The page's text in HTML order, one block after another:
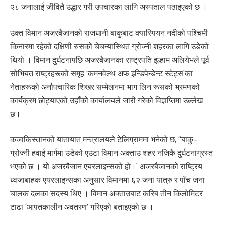
२८ जनालाई जीवितै उद्धार गरी उपचारका लागि अस्पताल पठाइएको छ ।
उक्त विमान अजरबैजानको राजधानी बाकुबाट क्यास्पियन नदीको पश्चिमी
किनारमा रहेको दक्षिणी रुसको चेचन्यास्थित ग्रोज्नी शहरका लागि उडेको
थियो । विमान दुर्घटनापछि अजरबैजानका राष्ट्रपति इल्हाम अलियेभले पूर्व
सोभियत राष्ट्रहरूको समूह ‘कमनवेल्थ अफ इन्डिपेन्डेन्ट स्टेट्स’का
नेताहरूको अनौपचारिक शिखर सम्मेलनमा भाग लिन रूसको भ्रमणको
कार्यक्रम छोट्याएको उहाँको कार्यालयले जारी गरेको विज्ञप्तिमा उल्लेख
छ।
कजाकिस्तानको यातायात मन्त्रालयले टेलिग्राममा भनेको छ, “बाकु–
ग्रोज्नी हवाई मार्गमा उडेको एउटा विमान अक्ताउ शहर नजिकै दुर्घटनाग्रस्त
भएको छ । यो अजरबैजान एयरलाइन्सको हो।’ अजरबैजानको राष्ट्रिय
ध्वजाबाहक एयरलाइन्सका अनुसार विमानमा ६२ जना यात्रु र पाँच जना
चालक दलका सदस्य थिए । विमान अक्ताउबाट करिब तीन किलोमिटर
टाढा ‘आपतकालीन अवतरण’ गरिएको बताइएको छ ।